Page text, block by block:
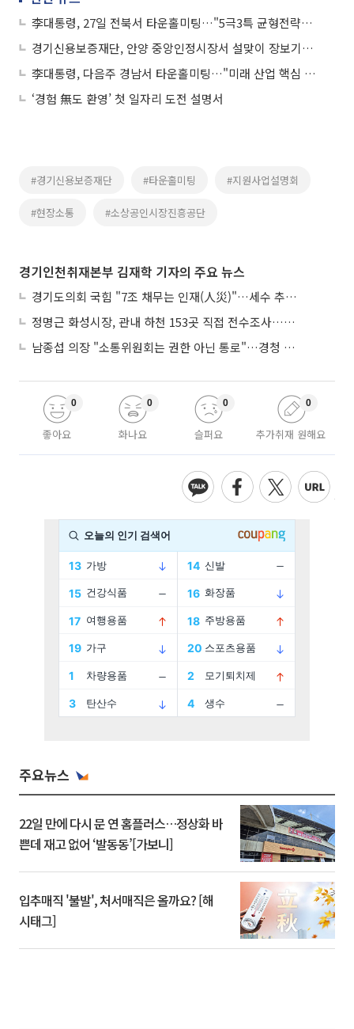
李대통령, 27일 전북서 타운홀미팅…"5극3특 균형전략의 핵심축"
경기신용보증재단, 안양 중앙인정시장서 설맞이 장보기…"현장에서 답 찾겠다"
李대통령, 다음주 경남서 타운홀미팅…"미래 산업 핵심 기반"
‘경험 無도 환영’ 첫 일자리 도전 설명서
#경기신용보증재단 #타운홀미팅 #지원사업설명회
#현장소통 #소상공인시장진흥공단
경기인천취재본부 김재학 기자의 주요 뉴스
경기도의회 국힘 "7조 채무는 인재(人災)"…세수 추계 조작 의혹 제기
정명근 화성시장, 관내 하천 153곳 직접 전수조사…불법시설 정비
남종섭 의장 "소통위원회는 권한 아닌 통로"…경청 의회 만든다
좋아요
0
화나요
0
슬퍼요
0
추가취재 원해요
0
주요뉴스
22일 만에 다시 문 연 홈플러스…정상화 바
쁜데 재고 없어 ‘발동동’[가보니]
입추매직 '불발', 처서매직은 올까요? [해
시태그]